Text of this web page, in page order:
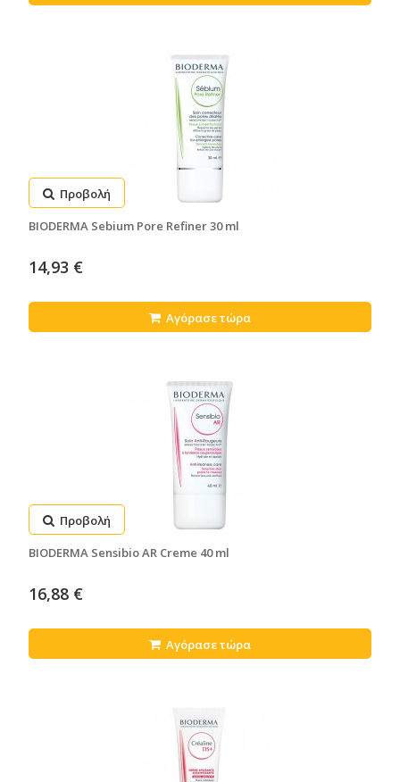
Προβολή
BIODERMA Sebium Pore Refiner 30 ml
14,93 €
Αγόρασε τώρα
Προβολή
BIODERMA Sensibio AR Creme 40 ml
16,88 €
Αγόρασε τώρα